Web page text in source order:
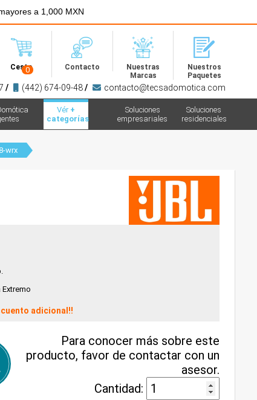
a 1,000 MXN
Cesta
0 Contacto
Nuestras
Marcas
Nuestros
Paquetes
/ (442) 674-09-48/ contacto@tecsadomotica.com
Vér +
categorías
Soluciones
residenciales
Soluciones
empresariales
wrx
adicional!!
Para conocer más sobre este
producto, favor de contactar con un
asesor.
Cantidad: